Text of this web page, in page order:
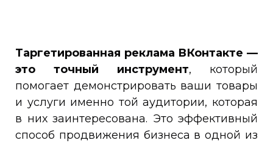
Таргетированная реклама ВКонтакте —
это точный инструмент, который
помогает демонстрировать ваши товары
и услуги именно той аудитории, которая
в них заинтересована. Это эффективный
способ продвижения бизнеса в одной из